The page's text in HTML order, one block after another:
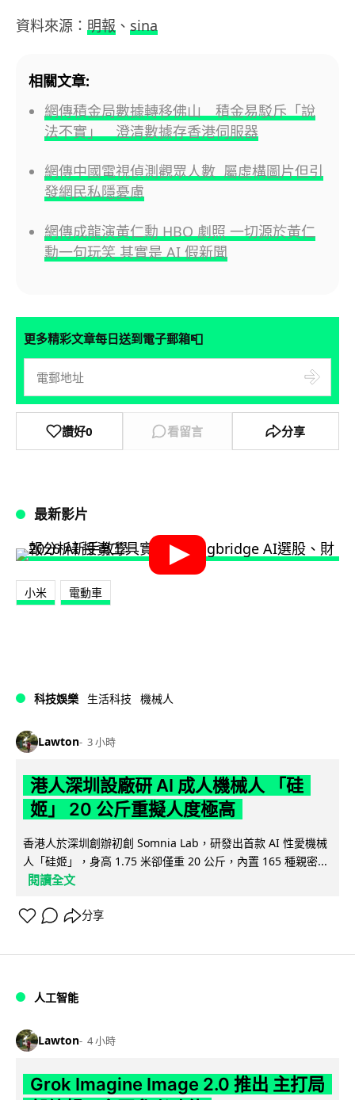
資料來源： 明報 、 sina
相關文章:
網傳積金局數據轉移佛山 積金易駁斥「說
法不實」 澄清數據存香港伺服器
網傳中國電視偵測觀眾人數 屬虛構圖片但引
發網民私隱憂慮
網傳成龍演黃仁勳 HBO 劇照 一切源於黃仁
勳一句玩笑 其實是 AI 假新聞
更多精彩文章每日送到電子郵箱📮
讚好0 看留言 分享
最新影片
小米 電動車
科技娛樂 生活科技 機械人
Lawton 3 小時
港人深圳設廠研 AI 成人機械人 「硅
姬」 20 公斤重擬人度極高
香港人於深圳創辦初創 Somnia Lab，研發出首款 AI 性愛機械
人「硅姬」，身高 1.75 米卻僅重 20 公斤，內置 165 種親密...
閱讀全文
分享
人工智能
Lawton 4 小時
Grok Imagine Image 2.0 推出 主打局